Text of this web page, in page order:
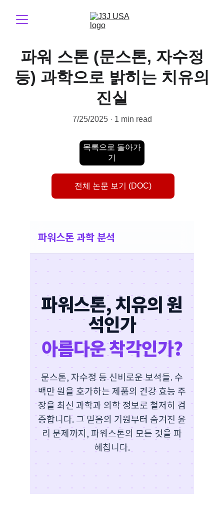
파워 스톤 (문스톤, 자수정
등) 과학으로 밝히는 치유의
진실
7/25/2025 1 min read
목록으로 돌아가
기
전체 논문 보기 (DOC)